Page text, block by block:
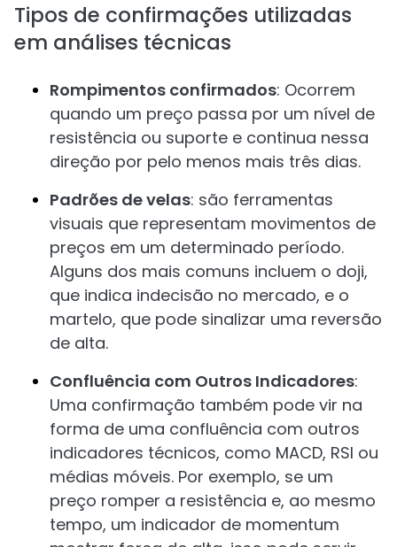
Tipos de confirmações utilizadas
em análises técnicas
Rompimentos confirmados: Ocorrem
quando um preço passa por um nível de
resistência ou suporte e continua nessa
direção por pelo menos mais três dias.
Padrões de velas: são ferramentas
visuais que representam movimentos de
preços em um determinado período.
Alguns dos mais comuns incluem o doji,
que indica indecisão no mercado, e o
martelo, que pode sinalizar uma reversão
de alta.
Confluência com Outros Indicadores:
Uma confirmação também pode vir na
forma de uma confluência com outros
indicadores técnicos, como MACD, RSI ou
médias móveis. Por exemplo, se um
preço romper a resistência e, ao mesmo
tempo, um indicador de momentum